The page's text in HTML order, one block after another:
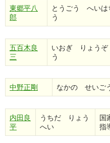
東郷平八
郎
とうごう へいは
う
五百木良
三
いおぎ りょうぞ
う
中野正剛 なかの せいご
内田良
平
うちだ りょう
へい
国
指